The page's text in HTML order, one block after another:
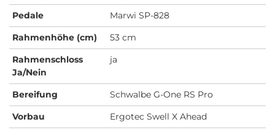
Pedale
Marwi SP-828
Rahmenhöhe (cm)
53 cm
Rahmenschloss
Ja/Nein
ja
Bereifung
Schwalbe G-One RS Pro
Vorbau
Ergotec Swell X Ahead